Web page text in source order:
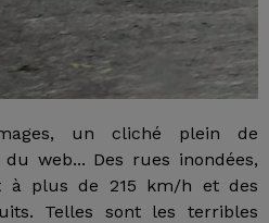
un cliché plein de
web... Des rues inondées,
à plus de 215 km/h et des
Telles sont les terribles